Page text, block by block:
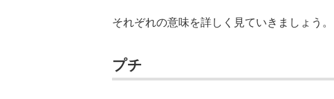
それぞれの意味を詳しく見ていきましょう。
プチ